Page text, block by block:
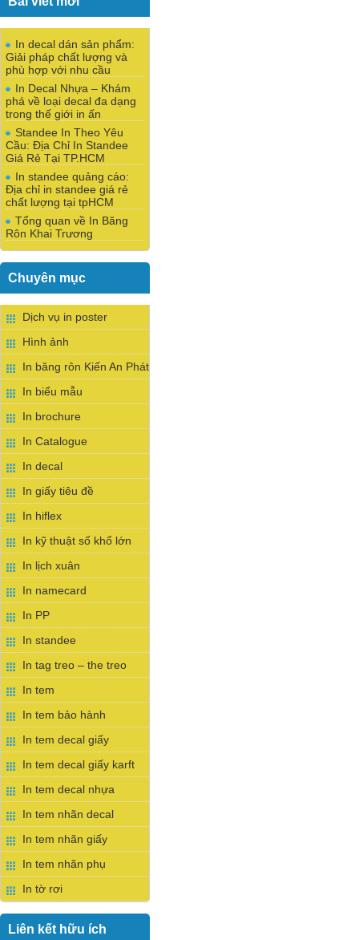
In decal dán sản phẩm:
Giải pháp chất lượng và
phù hợp với nhu cầu
In Decal Nhựa – Khám
phá về loại decal đa dạng
trong thế giới in ấn
Standee In Theo Yêu
Cầu: Địa Chỉ In Standee
Giá Rẻ Tại TP.HCM
In standee quảng cáo:
Địa chỉ in standee giá rẻ
chất lượng tại tpHCM
Tổng quan về In Băng
Rôn Khai Trương
Chuyên mục
Dịch vụ in poster
Hình ảnh
In băng rôn Kiến An Phát
In biểu mẫu
In brochure
In Catalogue
In decal
In giấy tiêu đề
In hiflex
In kỹ thuật số khổ lớn
In lịch xuân
In namecard
In PP
In standee
In tag treo – the treo
In tem
In tem bảo hành
In tem decal giấy
In tem decal giấy karft
In tem decal nhựa
In tem nhãn decal
In tem nhãn giấy
In tem nhãn phụ
In tờ rơi
Liên kết hữu ích